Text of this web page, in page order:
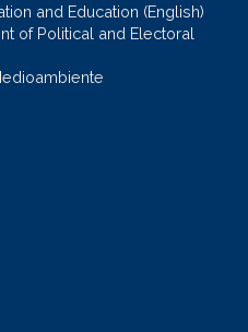
and Education (English)
of Political and Electoral